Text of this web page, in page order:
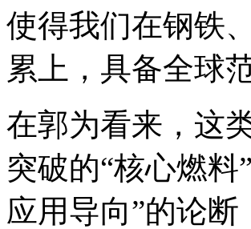
使得我们在钢铁
累上，具备全
在郭为看来，
突破的“核心燃
应用导向”的论断